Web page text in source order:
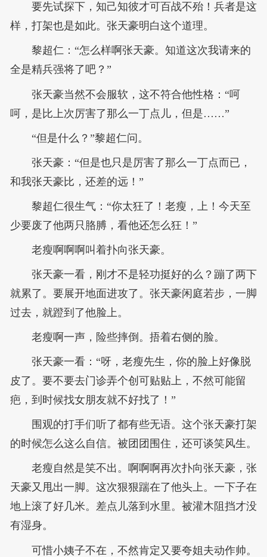
要先试探下，知己知彼才可百战不殆！兵者是这
样，打架也是如此。张天豪明白这个道理。
黎超仁：“怎么样啊张天豪。知道这次我请来的
全是精兵强将了吧？”
张天豪当然不会服软，这不符合他性格：“呵
呵，是比上次厉害了那么一丁点儿，但是……”
“但是什么？”黎超仁问。
张天豪：“但是也只是厉害了那么一丁点而已，
和我张天豪比，还差的远！”
黎超仁很生气：“你太狂了！老瘦，上！今天至
少要废了他两只胳膊，看他还怎么狂！”
老瘦啊啊啊叫着扑向张天豪。
张天豪一看，刚才不是轻功挺好的么？蹦了两下
就累了。要展开地面进攻了。张天豪闲庭若步，一脚
过去，就蹬到了他脸上。
老瘦啊一声，险些摔倒。捂着右侧的脸。
张天豪一看：“呀，老瘦先生，你的脸上好像脱
皮了。要不要去门诊弄个创可贴贴上，不然可能留
疤，到时候找女朋友就不好找了！”
围观的打手们听了都有些无语。这个张天豪打架
的时候怎么这么自信。被团团围住，还可谈笑风生。
老瘦自然是笑不出。啊啊啊再次扑向张天豪，张
天豪又甩出一脚。这次狠狠踹在了他头上。一下子在
地上滚了好几米。差点儿落到水里。被灌木阻挡才没
有湿身。
可惜小姨子不在，不然肯定又要夸姐夫动作帅。